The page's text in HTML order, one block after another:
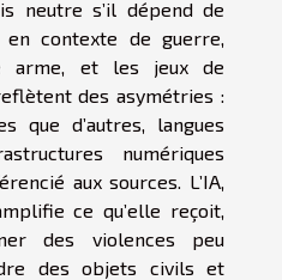
neutre s’il dépend de
en contexte de guerre,
arme, et les jeux de
des asymétries :
que d’autres, langues
numériques
aux sources. L’IA,
ce qu’elle reçoit,
des violences peu
des objets civils et